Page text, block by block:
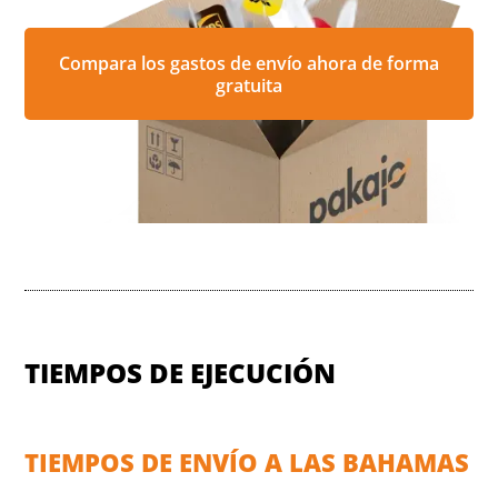
Compara los gastos de envío ahora de forma
gratuita
TIEMPOS DE EJECUCIÓN
TIEMPOS DE ENVÍO A LAS BAHAMAS